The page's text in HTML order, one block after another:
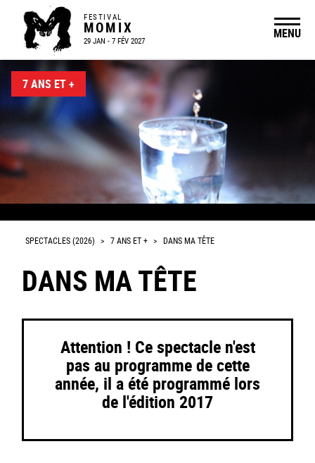
FESTIVAL
MOMIX
29 JAN - 7 FÉV 2027
MENU
7 ANS ET +
SPECTACLES (2026) > 7 ANS ET + > DANS MA TÊTE
DANS MA TÊTE
Attention ! Ce spectacle n'est
pas au programme de cette
année, il a été programmé lors
de l'édition 2017